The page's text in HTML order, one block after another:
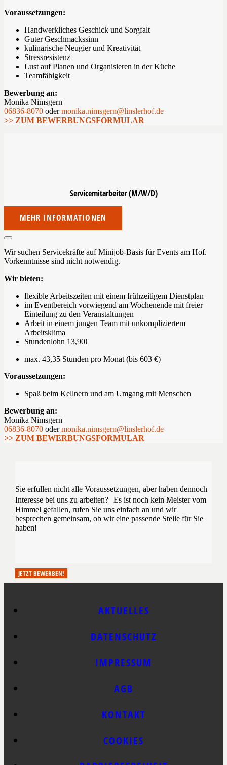
Voraussetzungen:
Handwerkliches Geschick und Sorgfalt
Guter Geschmackssinn
kulinarische Neugier und Kreativität
Stressresistenz
Lust auf Planen und Organisieren in der Küche
Teamfähigkeit
Bewerbung an:
Monika Nimsgern
06836-8070 odermonika.nimsgern@linslerhof.de
>> ZUM BEWERBUNGSFORMULAR
Servicemitarbeiter(M/W/D)
MEHR INFORMATIONEN
Wir suchen Servicekräfte auf Minijob-Basis für Events am Hof.
Vorkenntnisse sind nicht notwendig.
Wir bieten:
flexible Arbeitszeiten mit einem frühzeitigem Dienstplan
im Eventbereich vorwiegend am Wochenende mit freier
Einteilung zu den Veranstaltungen
Arbeit in einem jungen Team mit unkompliziertem
Arbeitsklima
Stundenlohn 13,90€
max. 43,35 Stunden pro Monat (bis 603 €)
Voraussetzungen:
Spaß beim Kellnern und am Umgang mit Menschen
Bewerbung an:
Monika Nimsgern
06836-8070 odermonika.nimsgern@linslerhof.de
>> ZUM BEWERBUNGSFORMULAR
Sie erfüllen nicht alle Voraussetzungen, aber haben dennoch
Interesse bei uns zu arbeiten? Es ist noch kein Meister vom
Himmel gefallen, rufen Sie uns einfach an und wir
besprechen gemeinsam, ob wir eine passende Stelle für Sie
haben!
JETZT BEWERBEN!
AKTUELLES
DATENSCHUTZ
IMPRESSUM
AGB
KONTAKT
COOKIES